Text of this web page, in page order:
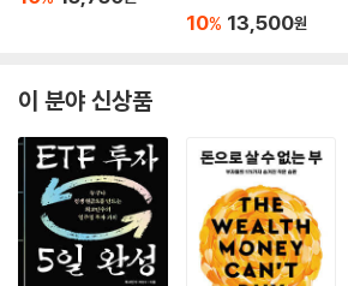
당신이 종일 손에서 놓지 않고 자산, 사생활 등의
발적으로 내놓게 만드는 기계가 있다. 바로 스마
에 의해 사고 팔리며 또 다른 경제를 창출해낸
● 5. 이제 세상 모든 정보와 돈은 클라우드로 모
‘알파고’와 이세돌 기사의 대국을 기억하는가.
곳곳에 들어온 인공지능이 사는 곳이 바로 클라
템 유지 보수를 위해 땅을 사거나 사무실을 만들
10% 13,500원
이 분야 신상품